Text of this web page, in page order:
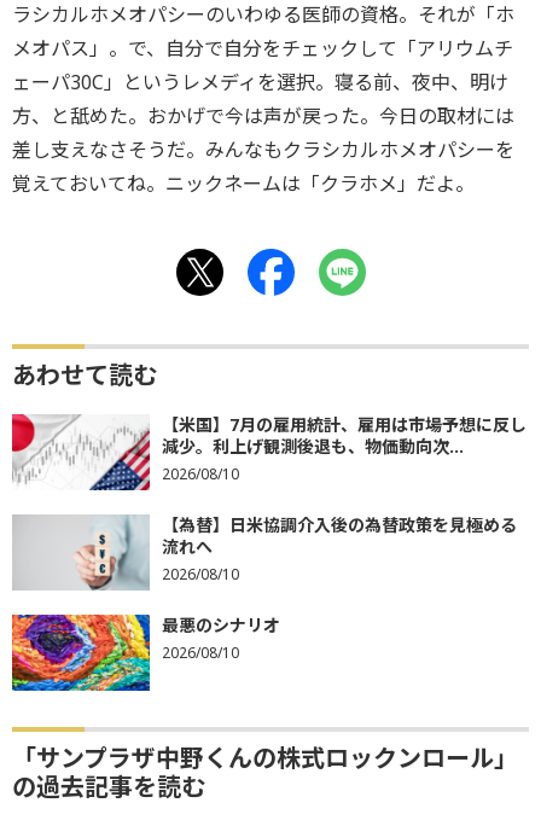
ラシカルホメオパシーのいわゆる医師の資格。それが「ホ
メオパス」。で、自分で自分をチェックして「アリウムチ
ェーパ30C」というレメディを選択。寝る前、夜中、明け
方、と舐めた。おかげで今は声が戻った。今日の取材には
差し支えなさそうだ。みんなもクラシカルホメオパシーを
覚えておいてね。ニックネームは「クラホメ」だよ。
あわせて読む
【米国】7月の雇用統計、雇用は市場予想に反し
減少。利上げ観測後退も、物価動向次...
2026/08/10
【為替】日米協調介入後の為替政策を見極める
流れへ
2026/08/10
最悪のシナリオ
2026/08/10
「サンプラザ中野くんの株式ロックンロール」
の過去記事を読む